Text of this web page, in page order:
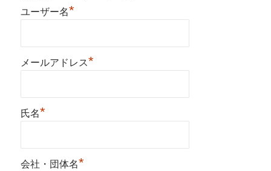
ユーザー名*
メールアドレス*
氏名*
会社・団体名*